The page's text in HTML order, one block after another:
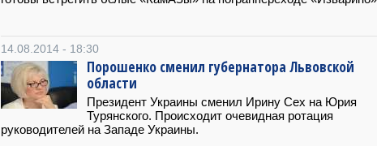
14.08.2014 - 18:30
Порошенко сменил губернатора Львовской
области
Президент Украины сменил Ирину Сех на Юрия
Турянского. Происходит очевидная ротация
руководителей на Западе Украины.